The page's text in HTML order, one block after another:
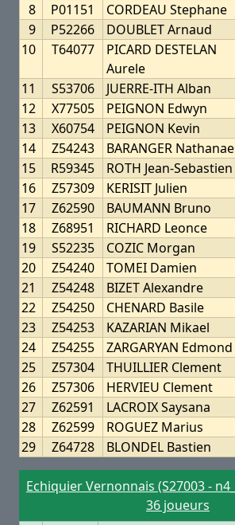
8
P01151 CORDEAU Stephane
9
P52266 DOUBLET Arnaud
10
T64077
PICARD DESTELAN
Aurele
11 S53706 JUERRE-ITH Alban
12
X77505 PEIGNON Edwyn
13
X60754 PEIGNON Kevin
14
Z54243 BARANGER
15
R59345 ROTH Jean-Sebastien
16
Z57309 KERISIT Julien
17
Z62590 BAUMANN Bruno
18
Z68951 RICHARD Leonce
19
S52235 COZIC Morgan
20
Z54240 TOMEI Damien
21
Z54248 BIZET Alexandre
22
Z54250 CHENARD Basile
23
Z54253 KAZARIAN Mikael
24
Z54255 ZARGARYAN Edmond
25
Z57304 THUILLIER Clement
26
Z57306 HERVIEU Clement
27
Z62591 LACROIX Saysana
28
Z62599 ROGUEZ Marius
29
Z64728 BLONDEL Bastien
Echiquier Vernonnais (S27003 -
36 joueurs